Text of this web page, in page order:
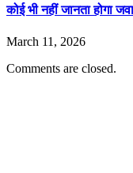
कोई भी नहीं जानता होगा
March 11, 2026
Comments are closed.